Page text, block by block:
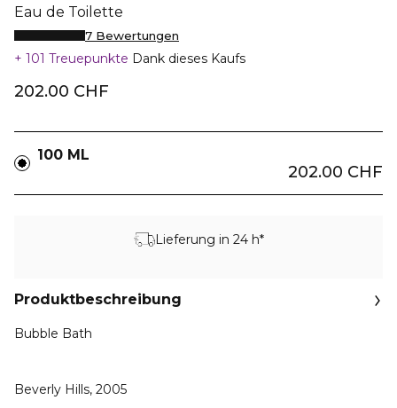
Eau de Toilette
7 Bewertungen
101 Treuepunkte Dank dieses Kaufs
202.00 CHF
100 ML
202.00 CHF
Lieferung in 24 h*
Produktbeschreibung
Bubble Bath
Beverly Hills, 2005